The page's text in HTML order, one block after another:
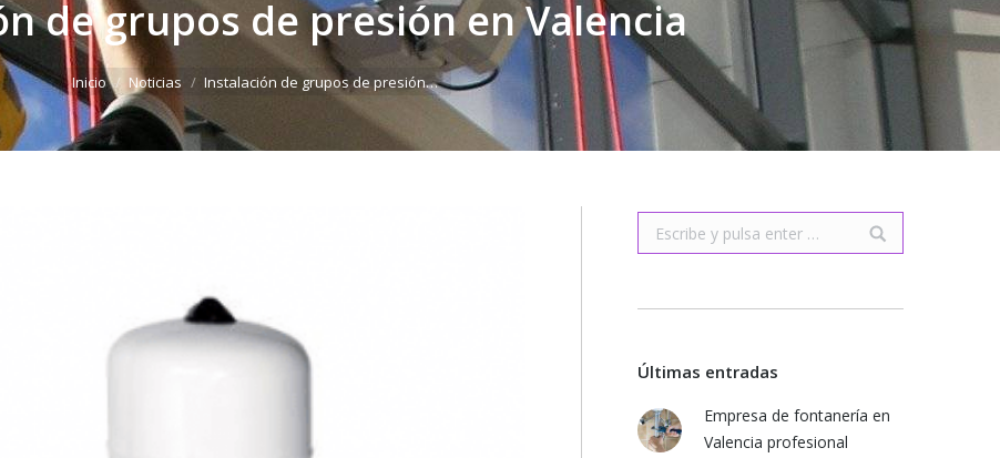
de grupos de presión en Valencia
Estás aquí:
Inicio Noticias Instalación de grupos de presión…
Buscar:
Últimas entradas
Empresa de fontanería en
Valencia profesional